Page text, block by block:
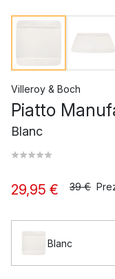
Villeroy & Boch
Piatto
Blanc
29,95 € 39 €
Blanc